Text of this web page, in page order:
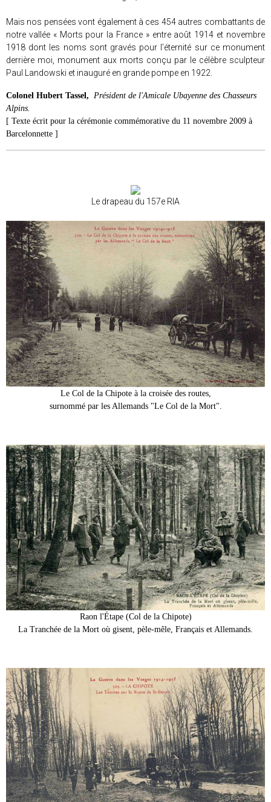
Mais nos pensées vont également à ces 454 autres combattants de
notre vallée « Morts pour la France » entre août 1914 et novembre
1918 dont les noms sont gravés pour l’éternité sur ce monument
derrière moi, monument aux morts conçu par le célèbre sculpteur
Paul Landowski et inauguré en grande pompe en 1922.
Colonel Hubert Tassel, Président de l'Amicale Ubayenne des Chasseurs
Alpins.
[ Texte écrit pour la cérémonie commémorative du 11 novembre 2009 à
Barcelonnette ]
Le drapeau du 157e RIA
Le Col de la Chipote à la croisée des routes,
surnommé par les Allemands "Le Col de la Mort".
Raon l'Étape (Col de la Chipote)
La Tranchée de la Mort où gisent, pèle-mêle, Français et Allemands.